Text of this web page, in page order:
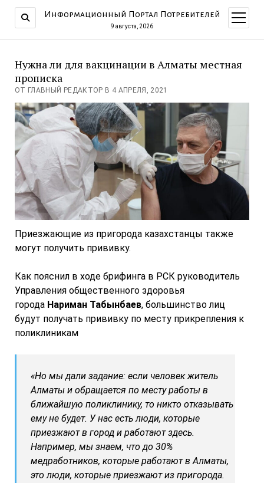
Информационный Портал Потребителей
9 августа, 2026
меню
Нужна ли для вакцинации в Алматы местная
прописка
ОТ ГЛАВНЫЙ РЕДАКТОР В 4 АПРЕЛЯ, 2021
Приезжающие из пригорода казахстанцы также
могут получить прививку.
Как пояснил в ходе брифинга в РСК руководитель
Управления общественного здоровья
города Нариман Табынбаев, большинство лиц
будут получать прививку по месту прикрепления к
поликлиникам
«Но мы дали задание: если человек житель
Алматы и обращается по месту работы в
ближайшую поликлинику, то никто отказывать
ему не будет. У нас есть люди, которые
приезжают в город и работают здесь.
Например, мы знаем, что до 30%
медработников, которые работают в Алматы,
это люди, которые приезжают из пригорода.